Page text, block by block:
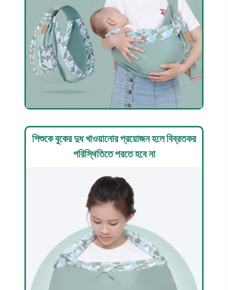
শিশুকে বুকের দুধ খাওয়ানোর প্রয়োজন হলে বিব্রতকর
পরিস্থিতিতে পরতে হবে না